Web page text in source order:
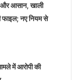
और आसान, खाली
फाइल; नए नियम से
में आरोपी की